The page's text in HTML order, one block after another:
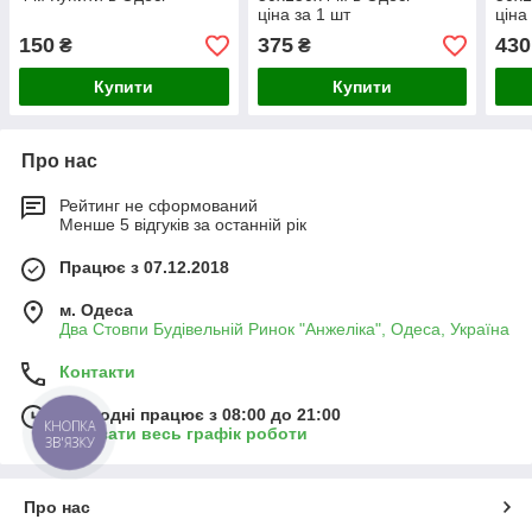
150 ₴
Купити
ціна за 1 шт
375₴
Купити
430
Про нас
Рейтинг не сформований
Менше 5 відгуків за останній рік
Працює з 07.12.2018
м. Одеса
Два Стовпи Будівельній Ринок "Анжеліка", Одеса, Україна
Контакти
Сьогодні працює з 08:00 до 21:00
Показати весь графік роботи
Про нас
КНОПКА
ЗВ'ЯЗКУ